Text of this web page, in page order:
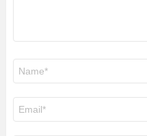
mail
*